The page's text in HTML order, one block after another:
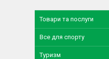
Товари та послуги
Все для спорту
Туризм